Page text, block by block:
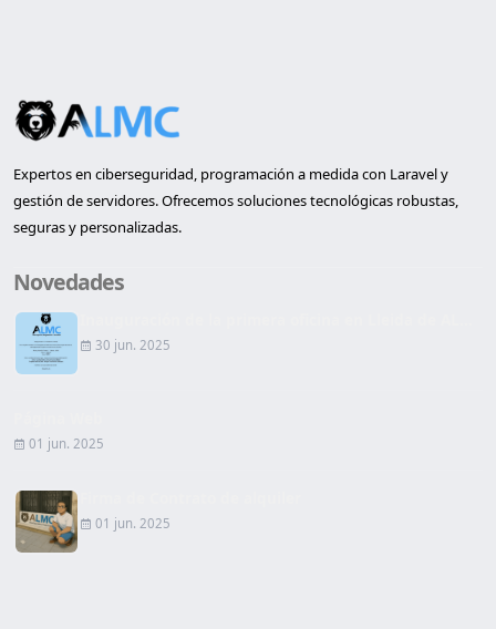
Expertos en ciberseguridad, programación a medida con Laravel y
gestión de servidores. Ofrecemos soluciones tecnológicas robustas,
seguras y personalizadas.
Novedades
30 jun. 2025
01 jun. 2025
01 jun. 2025